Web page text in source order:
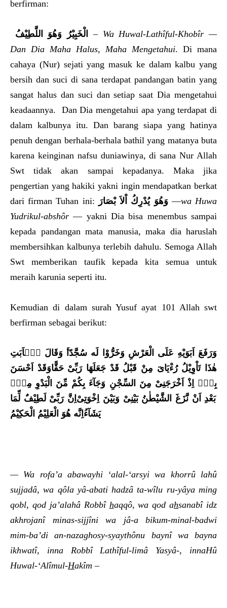
berfirman:
الْخَبِيْرُ وَهُوَ اللَّطِيْفُ
– Wa Huwal-Lathîful-Khobîr —
Dan Dia Maha Halus, Maha Mengetahui. Di mana
cahaya (Nur) sejati yang masuk ke dalam kalbu yang
bersih dan suci di sana terdapat pandangan batin yang
sangat halus dan suci dan setiap saat Dia mengetahui
keadaannya. Dan Dia mengetahui apa yang terdapat di
dalam kalbunya itu. Dan barang siapa yang hatinya
penuh dengan berhala-berhala bathil yang matanya buta
karena keinginan nafsu duniawinya, di sana Nur Allah
Swt tidak akan sampai kepadanya. Maka jika
pengertian yang hakiki yakni ingin mendapatkan berkat
dari firman Tuhan ini: وَهُوَ يُدْرِكُ اْلاَ بْصَارَ —wa Huwa
Yudrikul-abshôr — yakni Dia bisa menembus sampai
kepada pandangan mata manusia, maka dia haruslah
membersihkan kalbunya terlebih dahulu. Semoga Allah
Swt memberikan taufik kepada kita semua untuk
meraih karunia seperti itu.
Kemudian di dalam surah Yusuf ayat 101 Allah swt
berfirman sebagai berikut:
وَرَفَعَ اَبَوَيْهِ عَلَى الْعَرْشِ وَخَرُّوْا لَه سُجَّدًا وَقَالَ يٰۤاَبَتِ
هٰذَا تَاْوِيْلُ رُءْيَاىَ مِنْ قَبْلُ قَدْ جَعَلَهَا رَبِّىْ حَقًّاوَقَدْ اَحْسَنَ
بِىْۤ اِذْ اَخْرَجَنِىْ مِنَ السِّجْنِ وَجَاءَ بِكُمْ مِّنَ الْبَدْوِ مِنْ
بَعْدِ اَنْ نَّزَغَ الشَّيْطٰنُ بَيْنِىْ وَبَيْنَ اِخْوَتِىْ اِنَّ رَبِّىْ لَطِيْفٌ لِّمَا
يَشَاءُ اِنَّه هُوَ الْعَلِيْمُ الْحَكِيْمُ‏
— Wa rofa’a abawayhi ‘alal-‘arsyi wa khorrû lahû
sujjadâ, wa qôla yâ-abati hadzâ ta-wîlu ru-yâya ming
qobl, qod ja’alahâ Robbî haqqô, wa qod ahsanabî idz
akhrojanî minas-sijjîni wa jâ-a bikum-minal-badwi
mim-ba’di an-nazaghosy-syaythônu baynî wa bayna
ikhwatî, inna Robbî Lathîful-limâ Yasyâ-, innaHû
Huwal-‘Alîmul-Hakîm –